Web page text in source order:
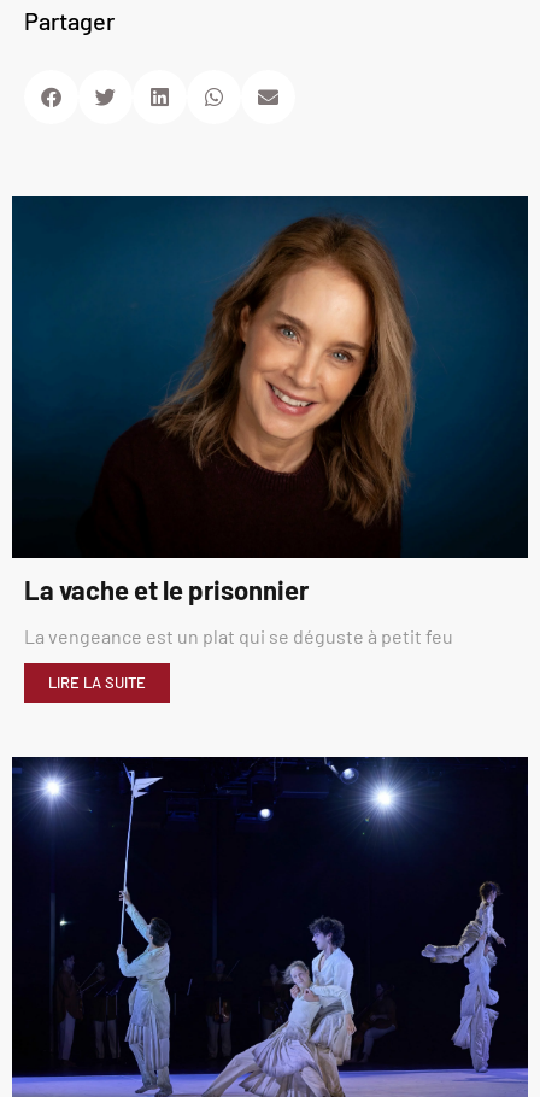
Partager
La vache et le prisonnier
La vengeance est un plat qui se déguste à petit feu
LIRE LA SUITE